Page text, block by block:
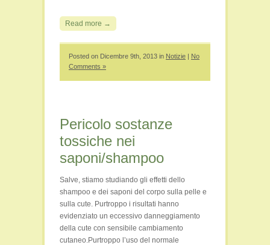
Read more →
Posted on Dicembre 9th, 2013 in Notizie | No
Comments »
Pericolo sostanze
tossiche nei
saponi/shampoo
Salve, stiamo studiando gli effetti dello
shampoo e dei saponi del corpo sulla pelle e
sulla cute. Purtroppo i risultati hanno
evidenziato un eccessivo danneggiamento
della cute con sensibile cambiamento
cutaneo.Purtroppo l’uso del normale